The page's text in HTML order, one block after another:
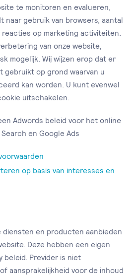
te monitoren en evalueren,
naar gebruik van browsers, aantal
op marketing activiteiten.
van onze website,
mogelijk. Wij wijzen erop dat er
gebruikt op grond waarvan u
kan worden. U kunt evenwel
uitschakelen.
Adwords beleid voor het online
en Google Ads
op basis van interesses en
diensten en producten aanbieden
Deze hebben een eigen
beleid. Previder is niet
aansprakelijkheid voor de inhoud